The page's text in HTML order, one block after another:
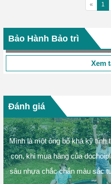
« 1
Bảo Hành Bảo trì
Hướng dẫn mua hàng
Tìm kiếm và lựa chọn các
✪ TÌM KIẾM VÀ LỰA
PHÂN LOẠI: Tại trang chủ,
phân...